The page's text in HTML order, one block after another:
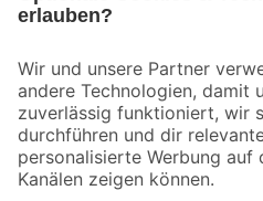
Der toom Newsletter: Keine Angebote
Zur Newsletter Anmeldung
Folge uns